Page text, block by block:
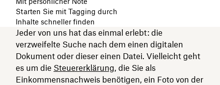
Starten Sie mit Tagging durch
Inhalte schneller finden
Jeder von uns hat das einmal erlebt: die
verzweifelte Suche nach dem einen digitalen
Dokument oder dieser einen Datei. Vielleicht geht
es um die Steuererklärung, die Sie als
Einkommensnachweis benötigen, ein Foto von der